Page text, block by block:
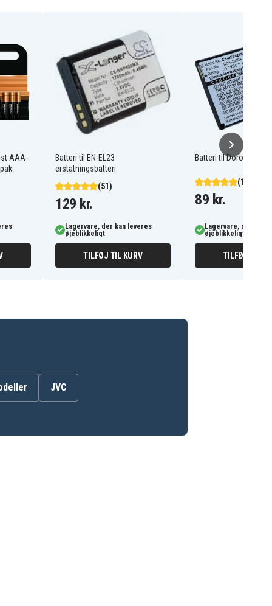
AAA-
Batteri til EN-EL23
erstatningsbatteri
(51)
129 kr.
Lagervare, der kan leveres
øjeblikkeligt
TILFØJ TIL KURV
Batteri til Doro Liberto
(103)
89 kr.
Lagervare, der kan
øjeblikkeligt
TILFØJ TIL
JVC